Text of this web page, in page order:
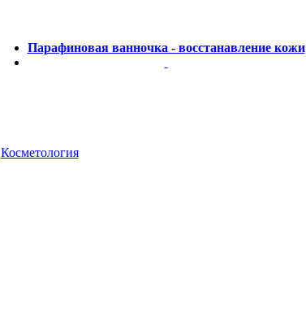
Парафиновая ванночка - восстанавление кожи
Косметология